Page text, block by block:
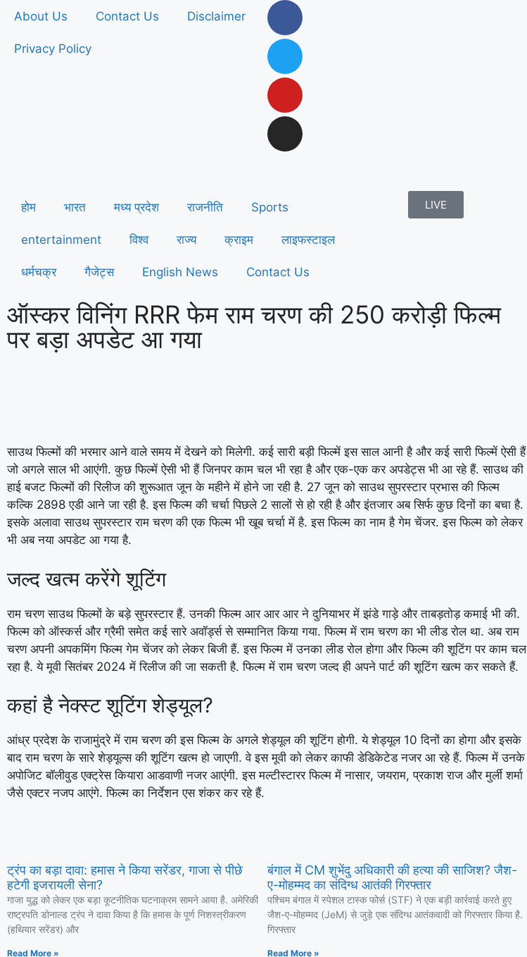
About Us Contact Us Disclaimer
Privacy Policy
होम भारत मध्य प्रदेश राजनीति Sports
entertainment विश्व राज्य क्राइम लाइफस्टाइल
धर्मचक्र गैजेट्स English News Contact Us
LIVE
ऑस्कर विनिंग RRR फेम राम चरण की 250 करोड़ी फिल्म
पर बड़ा अपडेट आ गया
साउथ फिल्मों की भरमार आने वाले समय में देखने को मिलेगी. कई सारी बड़ी फिल्में इस साल आनी है और कई सारी फिल्में ऐसी हैं
जो अगले साल भी आएंगी. कुछ फिल्में ऐसी भी हैं जिनपर काम चल भी रहा है और एक-एक कर अपडेट्स भी आ रहे हैं. साउथ की
हाई बजट फिल्मों की रिलीज की शुरूआत जून के महीने में होने जा रही है. 27 जून को साउथ सुपरस्टार प्रभास की फिल्म
कल्कि 2898 एडी आने जा रही है. इस फिल्म की चर्चा पिछले 2 सालों से हो रही है और इंतजार अब सिर्फ कुछ दिनों का बचा है.
इसके अलावा साउथ सुपरस्टार राम चरण की एक फिल्म भी खूब चर्चा में है. इस फिल्म का नाम है गेम चेंजर. इस फिल्म को लेकर
भी अब नया अपडेट आ गया है.
जल्द खत्म करेंगे शूटिंग
राम चरण साउथ फिल्मों के बड़े सुपरस्टार हैं. उनकी फिल्म आर आर आर ने दुनियाभर में झंडे गाड़े और ताबड़तोड़ कमाई भी की.
फिल्म को ऑस्कर्स और ग्रैमी समेत कई सारे अवॉर्ड्स से सम्मानित किया गया. फिल्म में राम चरण का भी लीड रोल था. अब राम
चरण अपनी अपकमिंग फिल्म गेम चेंजर को लेकर बिजी हैं. इस फिल्म में उनका लीड रोल होगा और फिल्म की शूटिंग पर काम चल
रहा है. ये मूवी सितंबर 2024 में रिलीज की जा सकती है. फिल्म में राम चरण जल्द ही अपने पार्ट की शूटिंग खत्म कर सकते हैं.
कहां है नेक्स्ट शूटिंग शेड्यूल?
आंध्र प्रदेश के राजामुंद्रे में राम चरण की इस फिल्म के अगले शेड्यूल की शूटिंग होगी. ये शेड्यूल 10 दिनों का होगा और इसके
बाद राम चरण के सारे शेड्यूल्स की शूटिंग खत्म हो जाएगी. वे इस मूवी को लेकर काफी डेडिकेटेड नजर आ रहे हैं. फिल्म में उनके
अपोजिट बॉलीवुड एक्ट्रेस कियारा आडवाणी नजर आएंगी. इस मल्टीस्टारर फिल्म में नासार, जयराम, प्रकाश राज और मुर्ली शर्मा
जैसे एक्टर नजप आएंगे. फिल्म का निर्देशन एस शंकर कर रहे हैं.
ट्रंप का बड़ा दावा: हमास ने किया सरेंडर, गाजा से पीछे
हटेगी इजरायली सेना?
गाजा युद्ध को लेकर एक बड़ा कूटनीतिक घटनाक्रम सामने आया है. अमेरिकी
राष्ट्रपति डोनाल्ड ट्रंप ने दावा किया है कि हमास के पूर्ण निशस्त्रीकरण
(हथियार सरेंडर) और
Read More »
बंगाल में CM शुभेंदु अधिकारी की हत्या की साजिश? जैश-
ए-मोहम्मद का संदिग्ध आतंकी गिरफ्तार
पश्चिम बंगाल में स्पेशल टास्क फोर्स (STF) ने एक बड़ी कार्रवाई करते हुए
जैश-ए-मोहम्मद (JeM) से जुड़े एक संदिग्ध आतंकवादी को गिरफ्तार किया है.
गिरफ्तार
Read More »